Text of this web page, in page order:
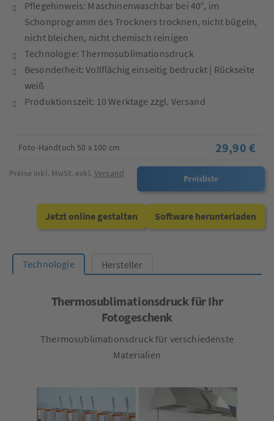
Pflegehinweis: Maschinenwaschbar bei 40°, im
Schonprogramm des Trockners trocknen, nicht bügeln,
nicht bleichen, nicht chemisch reinigen
Technologie: Thermosublimationsdruck
Besonderheit: Vollflächig einseitig bedruckt | Rückseite
weiß
Produktionszeit: 10 Werktage zzgl. Versand
Foto-Handtuch 50 x 100 cm 29,90 €
Preisliste
Preise inkl. MwSt. exkl.Versand
Jetzt online gestalten Software herunterladen
Technologie Hersteller
Thermosublimationsdruck für Ihr
Fotogeschenk
Thermosublimationsdruck für verschiedenste
Materialien